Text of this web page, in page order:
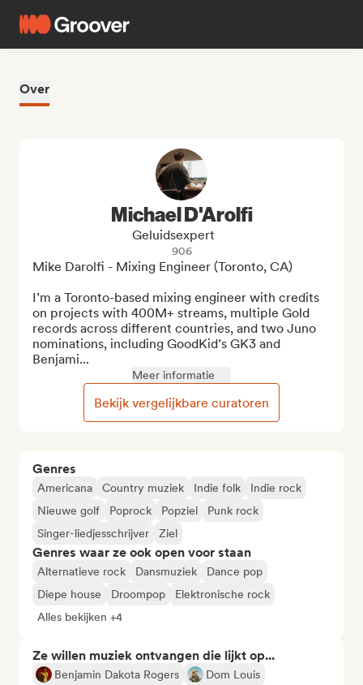
Over
Genres
Americana Country muziek Indie folk
Indie rock
Nieuwe golf
Poprock Popziel
Punk rock
Singer-liedjesschrijver
Ziel
Genres waar ze ook open voor staan
Alternatieve rock Dansmuziek
Dance pop
Diepe house
Droompop
Elektronische rock
Alles bekijken +4
Ze willen muziek ontvangen die lijkt op...
Benjamin Dakota Rogers
Dom Louis
Michael D'Arolfi
Geluidsexpert
906
Mike Darolfi - Mixing Engineer (Toronto, CA)
I’m a Toronto-based mixing engineer with credits
on projects with 400M+ streams, multiple Gold
records across different countries, and two Juno
nominations, including GoodKid’s GK3 and
Benjami...
Meer informatie
Bekijk vergelijkbare curatoren